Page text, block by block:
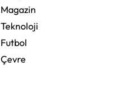
Magazin
Teknoloji
Futbol
Çevre